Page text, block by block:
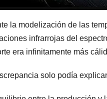
la modelización de las
infrarrojas del
era infinitamente más
solo podía